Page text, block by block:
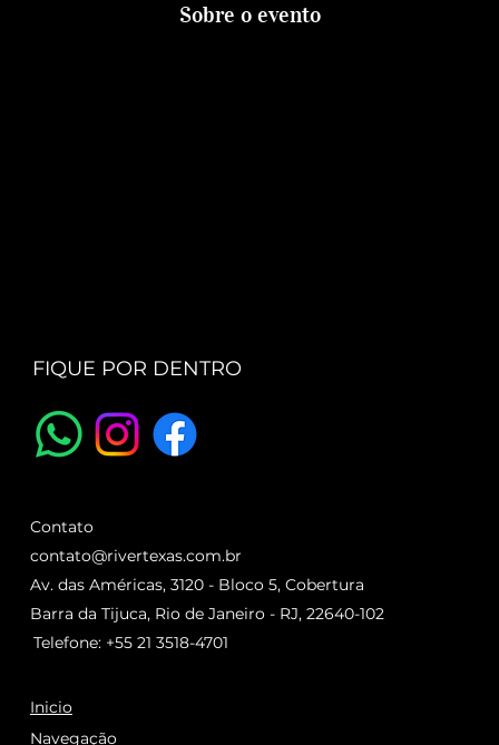
Sobre o evento
FIQUE POR DENTRO
Inicio
Navegação
Contato
contato@rivertexas.com.br
Telefone: +55 21 3518-4701
Av. das Américas, 3120 - Bloco 5, Cobertura
Barra da Tijuca, Rio de Janeiro - RJ, 22640-102